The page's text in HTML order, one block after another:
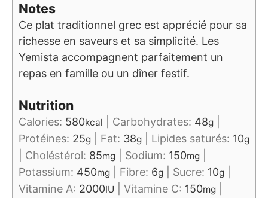
Notes
Ce plat traditionnel grec est apprécié pour sa
richesse en saveurs et sa simplicité. Les
Yemista accompagnent parfaitement un
repas en famille ou un dîner festif.
Nutrition
Calories: 580kcal Carbohydrates: 48g
Protéines: 25g Fat: 38g Lipides saturés: 10g
Choléstérol: 85mg Sodium: 150mg
Potassium: 450mg Fibre: 6g Sucre: 10g
Vitamine A: 2000IU Vitamine C: 150mg